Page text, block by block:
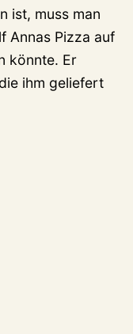
ist, muss man
Annas Pizza auf
könnte. Er
ihm geliefert